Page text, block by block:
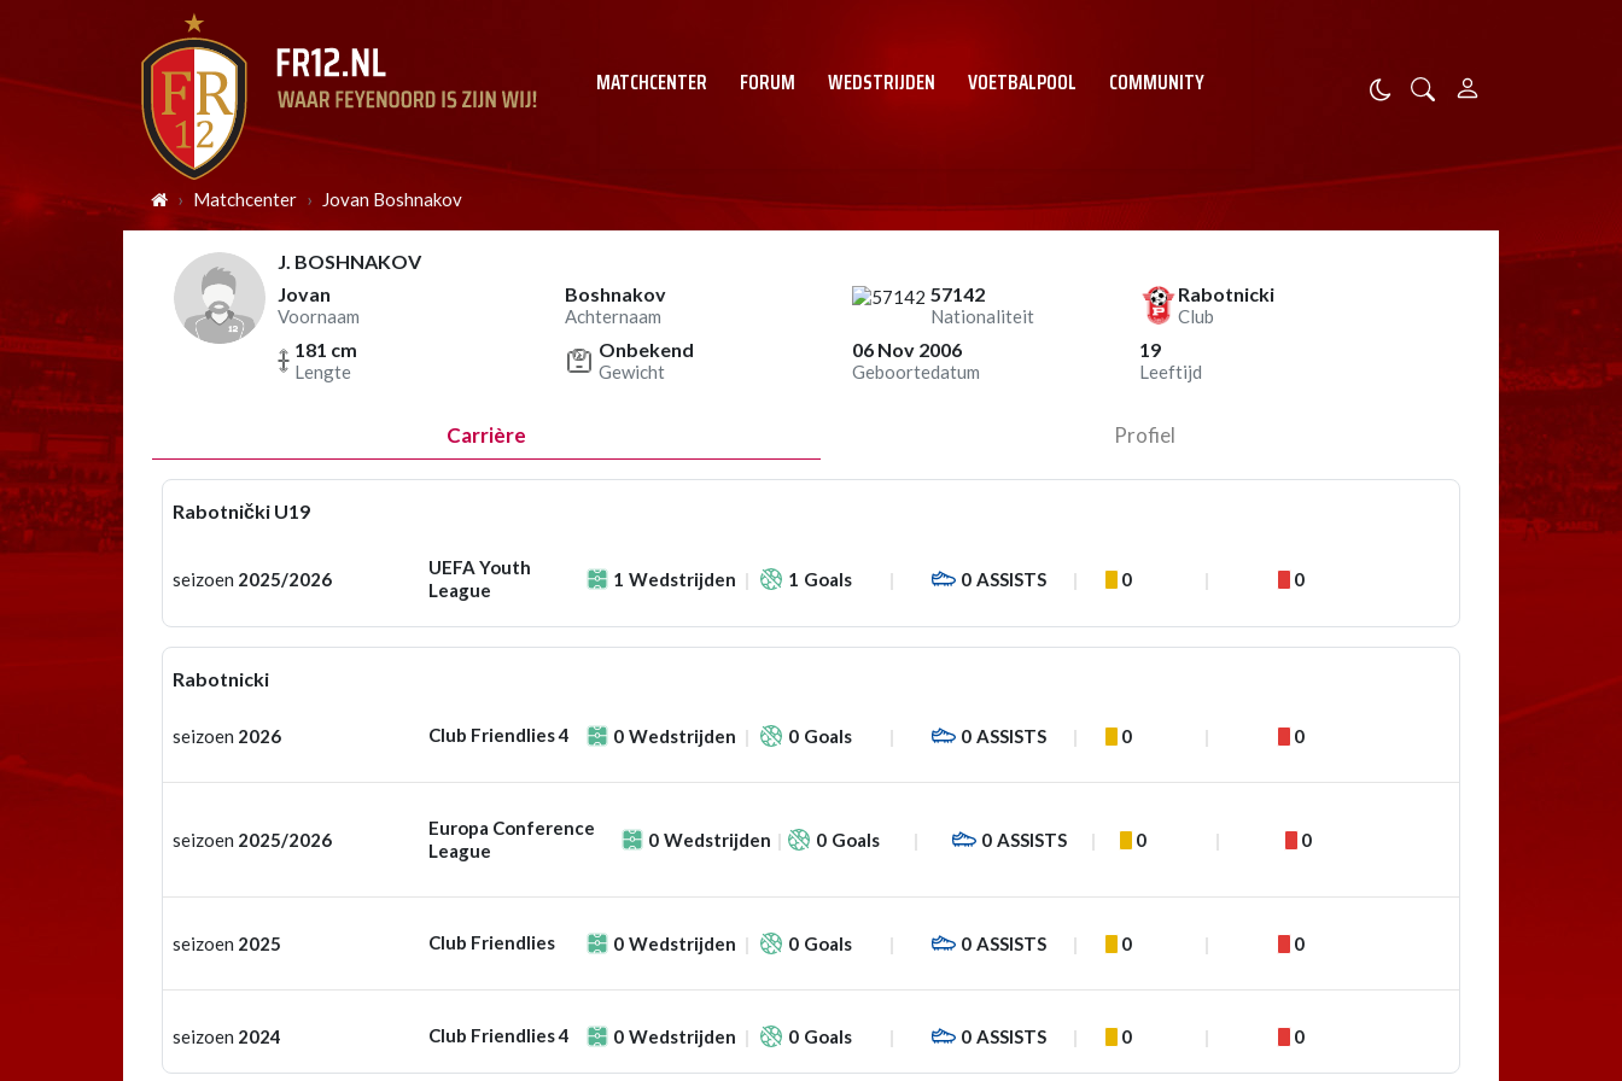
MATCHCENTER FORUM WEDSTRIJDEN VOETBALPOOL COMMUNITY
Matchcenter Jovan Boshnakov
J. BOSHNAKOV
Jovan
Voornaam
Boshnakov
Achternaam
57142
Nationaliteit
Rabotnicki
Club
181 cm
Lengte
Onbekend
Gewicht
06 Nov 2006
Geboortedatum
19
Leeftijd
Carrière Profiel
Rabotnički U19
seizoen 2025/2026
UEFA Youth
League
1 Wedstrijden 1 Goals 0 ASSISTS 0 0
Rabotnicki
seizoen 2026 Club Friendlies 4 0 Wedstrijden 0 Goals 0 ASSISTS 0 0
seizoen 2025/2026
Europa Conference
League
0 Wedstrijden 0 Goals 0 ASSISTS 0 0
seizoen 2025 Club Friendlies 0 Wedstrijden 0 Goals 0 ASSISTS 0 0
seizoen 2024 Club Friendlies 4 0 Wedstrijden 0 Goals 0 ASSISTS 0 0